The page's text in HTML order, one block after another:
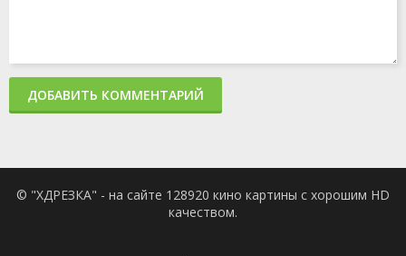
ДОБАВИТЬ КОММЕНТАРИЙ
© "ХДРЕЗКА" - на сайте 128920 кино картины с хорошим HD
качеством.